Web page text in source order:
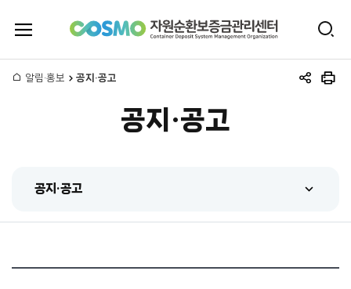
자
보
금
전
체
메
뉴
검
공지·공고
공지·공고
홈
알림·홍보 공지·공고
공
인
공지·공고